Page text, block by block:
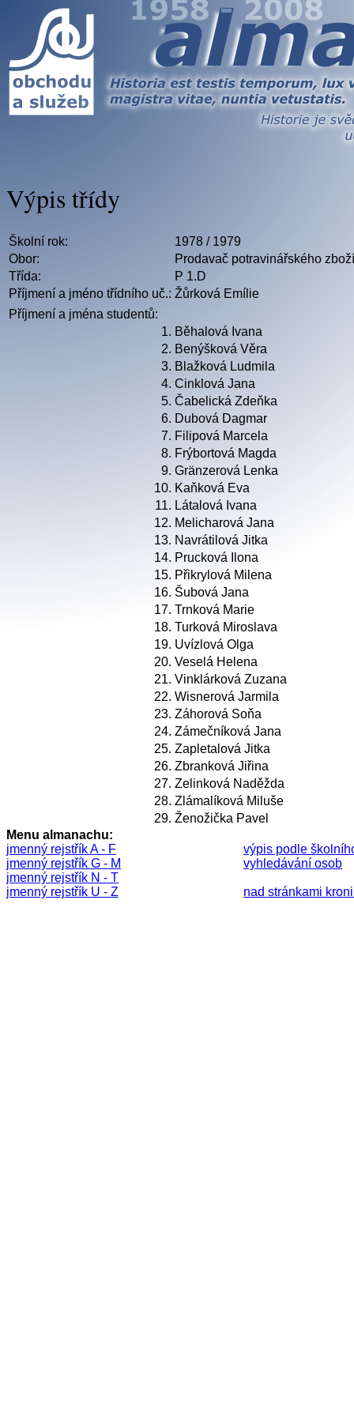
Výpis třídy
Školní rok:
1978 / 1979
Obor:
Prodavač potravinářského zboží
Třída:
P 1.D
Příjmení a jméno třídního uč.: Žůrková Emílie
Příjmení a jména studentů:
1. Běhalová Ivana
2. Benýšková Věra
3. Blažková Ludmila
4. Cinklová Jana
5. Čabelická Zdeňka
6. Dubová Dagmar
7. Filipová Marcela
8. Frýbortová Magda
9. Gränzerová Lenka
10. Kaňková Eva
11. Látalová Ivana
12. Melicharová Jana
13. Navrátilová Jitka
14. Prucková Ilona
15. Přikrylová Milena
16. Šubová Jana
17. Trnková Marie
18. Turková Miroslava
19. Uvízlová Olga
20. Veselá Helena
21. Vinklárková Zuzana
22. Wisnerová Jarmila
23. Záhorová Soňa
24. Zámečníková Jana
25. Zapletalová Jitka
26. Zbranková Jiřina
27. Zelinková Naděžda
28. Zlámalíková Miluše
29. Ženožička Pavel
Menu almanachu:
jmenný rejstřík A - F
jmenný rejstřík G - M
jmenný rejstřík N - T
jmenný rejstřík U - Z
výpis podle
vyhledávání osob
nad stránkami